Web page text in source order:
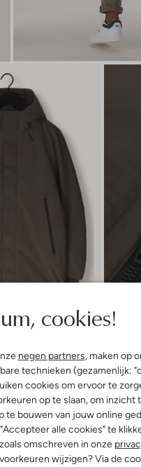
cookies!
negen partners, maken op
technieken (gezamenlijk:
cookies om ervoor te
op te slaan, om
te bouwen van jouw online
alle cookies" te
omschreven in onze
wijzigen? Via de
&
& Pasvorm